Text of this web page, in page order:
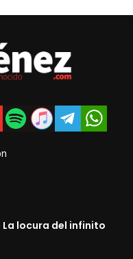
locura del infinito